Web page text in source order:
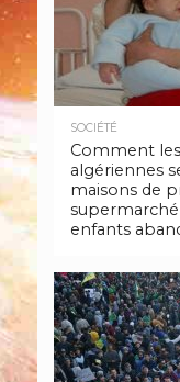
SOCIÉTÉ
Comment
algériennes
maisons de
enfants